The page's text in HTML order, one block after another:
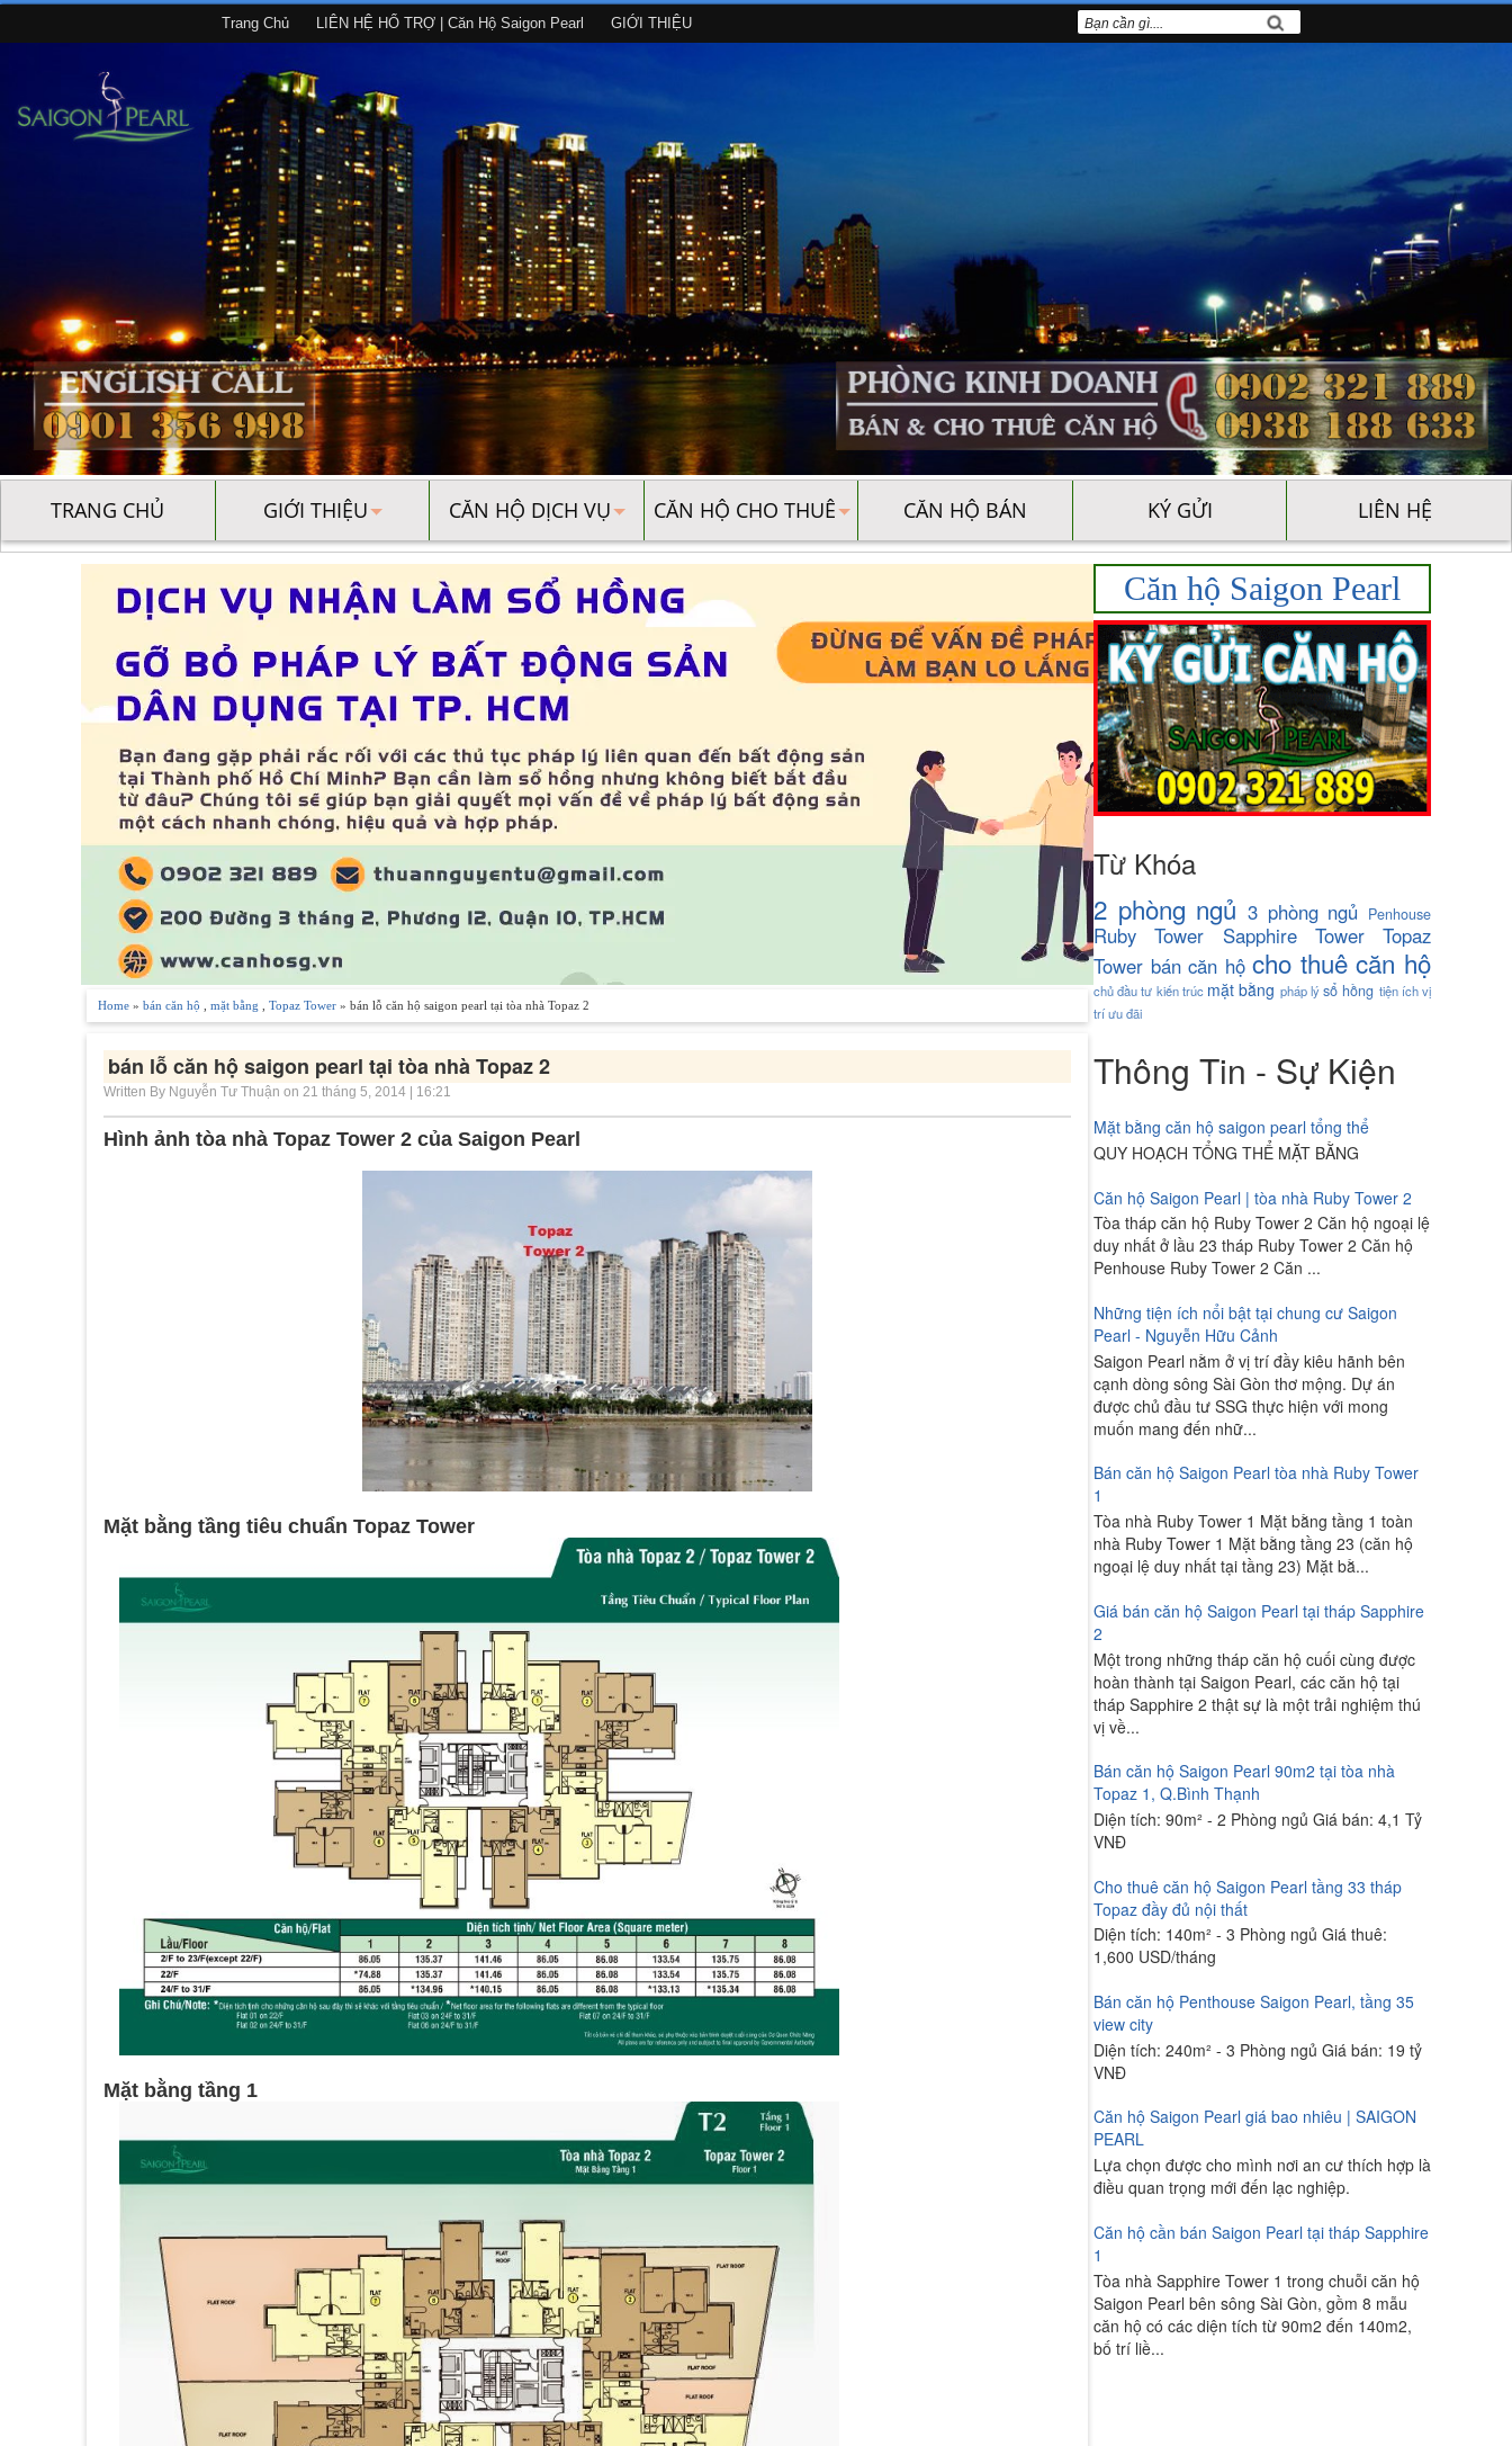
Trang Chủ LIÊN HỆ HỔ TRỢ | Căn Hộ Saigon Pearl GIỚI THIỆU
TRANG CHỦ GIỚI THIỆU CĂN HỘ DỊCH VỤ CĂN HỘ CHO THUÊ CĂN HỘ BÁN KÝ GỬI LIÊN HỆ
Home » bán căn hộ mặt bằng Topaz Tower » bán lỗ căn hộ saigon pearl tại tòa nhà Topaz 2
bán lỗ căn hộ saigon pearl tại tòa nhà Topaz 2
Written By Nguyễn Tư Thuận on 21 tháng 5, 2014 | 16:21
Hình ảnh tòa nhà Topaz Tower 2 của Saigon Pearl
Mặt bằng tầng tiêu chuẩn Topaz Tower
Mặt bằng tầng 1
Căn hộ Saigon Pearl
Từ Khóa
2 phòng ngủ 3 phòng ngủ Penhouse
Ruby Tower Sapphire Tower
Topaz
Tower bán căn hộ cho thuê căn hộ
chủ đầu tư kiến trúc mặt bằng pháp lý sổ hồng tiện ích vị
tríưu đãi
Thông Tin - Sự Kiện
Mặt bằng căn hộ saigon pearl tổng thể
QUY HOẠCH TỔNG THỂ MẶT BẰNG
Căn hộ Saigon Pearl | tòa nhà Ruby Tower 2
Tòa tháp căn hộ Ruby Tower 2 Căn hộ ngoại lệ
duy nhất ở lầu 23 tháp Ruby Tower 2 Căn hộ
Penhouse Ruby Tower 2 Căn ...
Những tiện ích nổi bật tại chung cư Saigon
Pearl - Nguyễn Hữu Cảnh
Saigon Pearl nằm ở vị trí đầy kiêu hãnh bên
cạnh dòng sông Sài Gòn thơ mộng. Dự án
được chủ đầu tư SSG thực hiện với mong
muốn mang đến nhữ...
Bán căn hộ Saigon Pearl tòa nhà Ruby Tower
1
Tòa nhà Ruby Tower 1 Mặt bằng tầng 1 toàn
nhà Ruby Tower 1 Mặt bằng tầng 23 (căn hộ
ngoại lệ duy nhất tại tầng 23) Mặt bằ...
Giá bán căn hộ Saigon Pearl tại tháp Sapphire
2
Một trong những tháp căn hộ cuối cùng được
hoàn thành tại Saigon Pearl, các căn hộ tại
tháp Sapphire 2 thật sự là một trải nghiệm thú
vị về...
Bán căn hộ Saigon Pearl 90m2 tại tòa nhà
Topaz 1, Q.Bình Thạnh
Diện tích: 90m² - 2 Phòng ngủ Giá bán: 4,1 Tỷ
VNĐ
Cho thuê căn hộ Saigon Pearl tầng 33 tháp
Topaz đầy đủ nội thất
Diện tích: 140m² - 3 Phòng ngủ Giá thuê:
1,600 USD/tháng
Bán căn hộ Penthouse Saigon Pearl, tầng 35
view city
Diện tích: 240m² - 3 Phòng ngủ Giá bán: 19 tỷ
VNĐ
Căn hộ Saigon Pearl giá bao nhiêu | SAIGON
PEARL
Lựa chọn được cho mình nơi an cư thích hợp là
điều quan trọng mới đến lạc nghiệp.
Căn hộ cần bán Saigon Pearl tại tháp Sapphire
1
Tòa nhà Sapphire Tower 1 trong chuỗi căn hộ
Saigon Pearl bên sông Sài Gòn, gồm 8 mẫu
căn hộ có các diện tích từ 90m2 đến 140m2,
bố trí liề...